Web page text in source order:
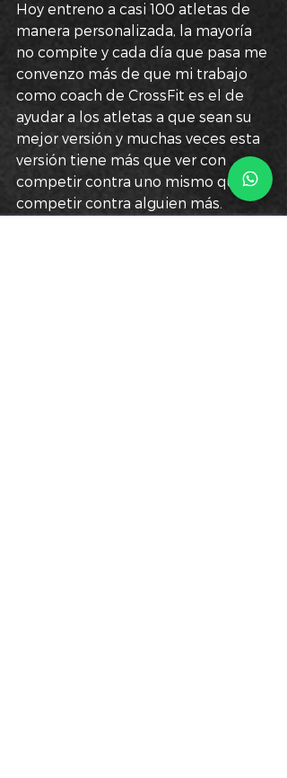
Hoy entreno a casi 100 atletas de
manera personalizada, la mayoría
no compite y cada día que pasa me
convenzo más de que mi trabajo
como coach de CrossFit es el de
ayudar a los atletas a que sean su
mejor versión y muchas veces esta
versión tiene más que ver con
competir contra uno mismo que
competir contra alguien más.